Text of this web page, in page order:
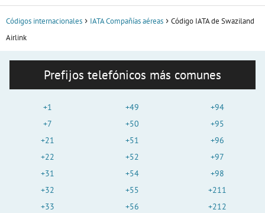
Códigos internacionales IATA Compañías aéreas
Código IATA de Swaziland
Airlink
Prefijos telefónicos más comunes
+1
+7
+21
+22
+31
+32
+33
+49
+50
+51
+52
+54
+55
+56
+94
+95
+96
+97
+98
+211
+212